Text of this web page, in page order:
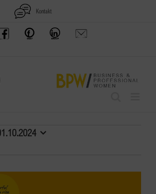
Kontakt
Offenes
Frauennetzwerk
BPW
Gruppe
Anfrage
schicken